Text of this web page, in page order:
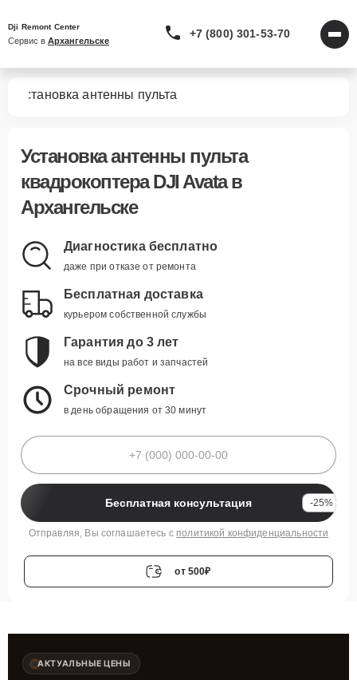
Dji Remont Center
Сервис в Архангельске
+7 (800) 301-53-70
Установка антенны пульта
Установка антенны пульта
квадрокоптера DJI Avata в
Архангельске
Диагностика бесплатно
даже при отказе от ремонта
Бесплатная доставка
курьером собственной службы
Гарантия до 3 лет
на все виды работ и запчастей
Срочный ремонт
в день обращения от 30 минут
Бесплатная консультация -25%
Отправляя, Вы соглашаетесь с политикой конфиденциальности
от 500₽
АКТУАЛЬНЫЕ ЦЕНЫ